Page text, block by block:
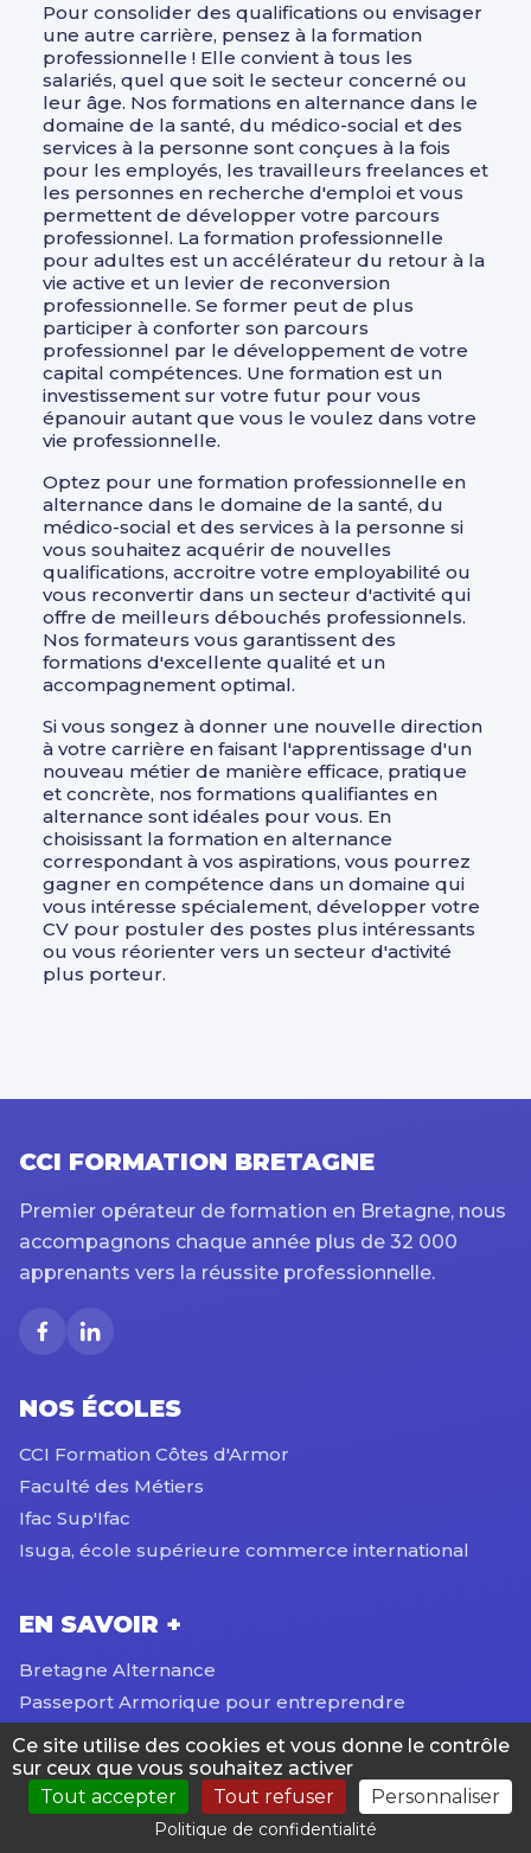
Pour consolider des qualifications ou envisager
une autre carrière, pensez à la formation
professionnelle ! Elle convient à tous les
salariés, quel que soit le secteur concerné ou
leur âge. Nos formations en alternance dans le
domaine de la santé, du médico-social et des
services à la personne sont conçues à la fois
pour les employés, les travailleurs freelances et
les personnes en recherche d'emploi et vous
permettent de développer votre parcours
professionnel. La formation professionnelle
pour adultes est un accélérateur du retour à la
vie active et un levier de reconversion
professionnelle. Se former peut de plus
participer à conforter son parcours
professionnel par le développement de votre
capital compétences. Une formation est un
investissement sur votre futur pour vous
épanouir autant que vous le voulez dans votre
vie professionnelle.
Optez pour une formation professionnelle en
alternance dans le domaine de la santé, du
médico-social et des services à la personne si
vous souhaitez acquérir de nouvelles
qualifications, accroitre votre employabilité ou
vous reconvertir dans un secteur d'activité qui
offre de meilleurs débouchés professionnels.
Nos formateurs vous garantissent des
formations d'excellente qualité et un
accompagnement optimal.
Si vous songez à donner une nouvelle direction
à votre carrière en faisant l'apprentissage d'un
nouveau métier de manière efficace, pratique
et concrète, nos formations qualifiantes en
alternance sont idéales pour vous. En
choisissant la formation en alternance
correspondant à vos aspirations, vous pourrez
gagner en compétence dans un domaine qui
vous intéresse spécialement, développer votre
CV pour postuler des postes plus intéressants
ou vous réorienter vers un secteur d'activité
plus porteur.
CCI FORMATION BRETAGNE
Premier opérateur de formation en Bretagne, nous
accompagnons chaque année plus de 32 000
apprenants vers la réussite professionnelle.
NOS ÉCOLES
CCI Formation Côtes d'Armor
Faculté des Métiers
Ifac Sup'Ifac
Isuga, école supérieure commerce international
EN SAVOIR +
Bretagne Alternance
Passeport Armorique pour entreprendre
Ce site utilise des cookies et vous donne le contrôle
sur ceux que vous souhaitez activer
Tout accepter
Tout refuser Personnaliser
Politique de confidentialité